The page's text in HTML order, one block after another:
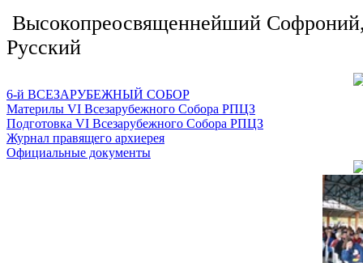
Высокопреосвященнейший
Русский
6-й ВСЕЗАРУБЕЖНЫЙ СОБОР
Материлы VI Всезарубежного Собора РПЦЗ
Подготовка VI Всезарубежного Собора РПЦЗ
Журнал правящего архиерея
Официальные документы